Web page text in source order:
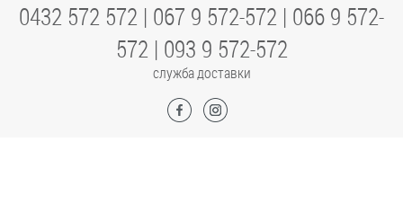
0432 572 572 | 067 9 572-572 | 066 9 572-
572 | 093 9 572-572
служба доставки